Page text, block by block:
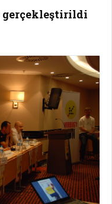
gerçekleştirildi